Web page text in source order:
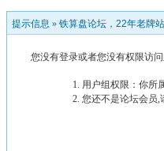
提示信息 » 铁算盘论坛，22年老牌
您没有登录或者您没有权限访
用户组权限：你所
您还不是论坛会员,